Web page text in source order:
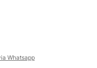
Whatsapp